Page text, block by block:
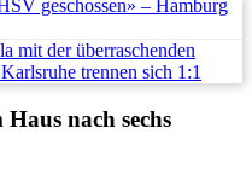
geschossen» – Hamburg
mit der überraschenden
trennen sich 1:1
nach sechs